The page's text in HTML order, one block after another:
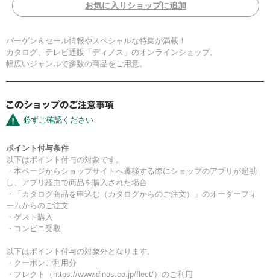
お気に入りショップに追加
バーゲン＆セール情報やスペシャルな特集が満載！
カタログ、テレビ通販「ディノス」のオンラインショップ。
幅広いジャンルで多数の商品をご用意。
必ずご確認ください
ポイント付与条件
以下はポイント付与の対象です。
・本ページからショップサイトへ遷移する際にショップのアプリが起動
し、アプリ経由で商品を購入された場合
・「カタログ商品を申込む（カタログからのご注文）」のオーダーフォ
ームからのご注文
・ゲスト購入
・コンビニ受取
以下はポイント付与の対象外となります。
・クーポンご利用分
・フレクト（https://www.dinos.co.jp/flect/）のご利用